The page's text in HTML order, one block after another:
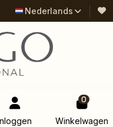
Nederlands
Inloggen
0
Winkelwagen